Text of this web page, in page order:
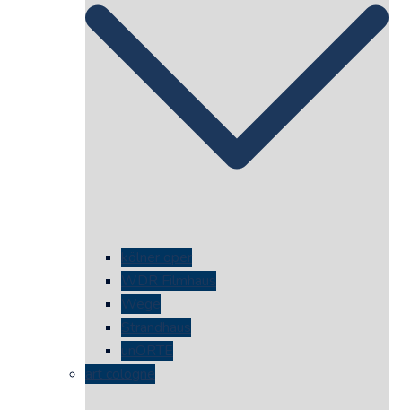
kölner oper
WDR Filmhaus
Wege
Strandhaus
unORTE
art cologne